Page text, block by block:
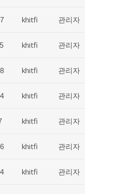
khitfi 관리자
khitfi 관리자
khitfi 관리자
khitfi 관리자
khitfi 관리자
khitfi 관리자
khitfi 관리자